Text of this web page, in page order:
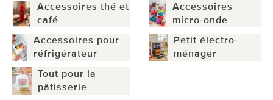
Accessoires thé et
café
Accessoires
micro-onde
Accessoires pour
réfrigérateur
Petit électro-
ménager
Tout pour la
pâtisserie